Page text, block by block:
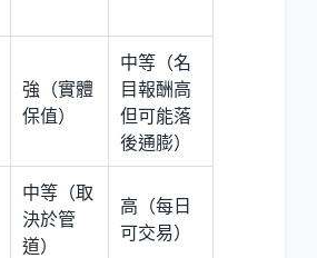
強（實體
保值）
中等（名
目報酬高
但可能落
後通膨）
中等（取
決於管
道）
高（每日
可交易）